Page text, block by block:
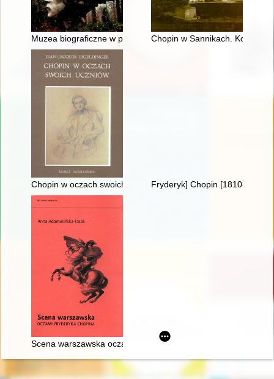
Muzea biograficzne w procesie edukacji kulturalnej.
Chopin w Sannikach.
Chopin w oczach swoich uczniówFryderyk] Chopin [1810-1849]
Scena warszawska oczami Fryderyka Chopina